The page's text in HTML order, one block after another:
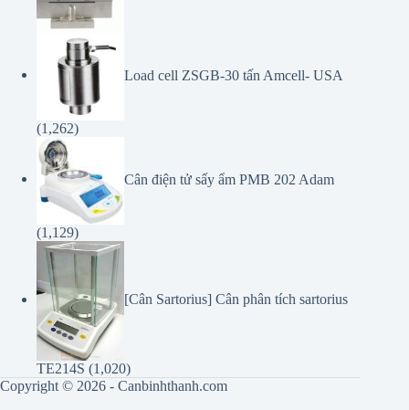
Load cell ZSGB-30 tấn Amcell- USA
(1,262)
Cân điện tử sấy ẩm PMB 202 Adam
(1,129)
[Cân Sartorius] Cân phân tích sartorius
TE214S (1,020)
Copyright © 2026 - Canbinhthanh.com